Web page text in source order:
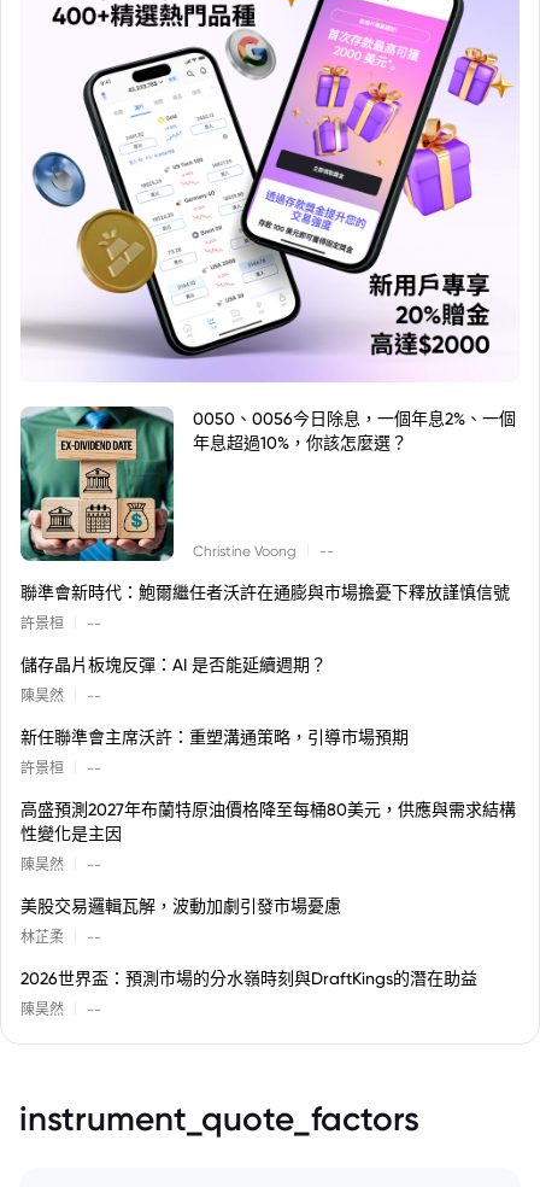
0050、0056今日除息，一個年息2%、一個
年息超過10%，你該怎麼選？
Christine Voong --
聯準會新時代：鮑爾繼任者沃許在通膨與市場擔憂下釋放謹慎信號
許景桓 --
儲存晶片板塊反彈：AI 是否能延續週期？
陳昊然 --
新任聯準會主席沃許：重塑溝通策略，引導市場預期
許景桓 --
高盛預測2027年布蘭特原油價格降至每桶80美元，供應與需求結構
性變化是主因
陳昊然 --
美股交易邏輯瓦解，波動加劇引發市場憂慮
林芷柔 --
2026世界盃：預測市場的分水嶺時刻與DraftKings的潛在助益
陳昊然 --
instrument_quote_factors